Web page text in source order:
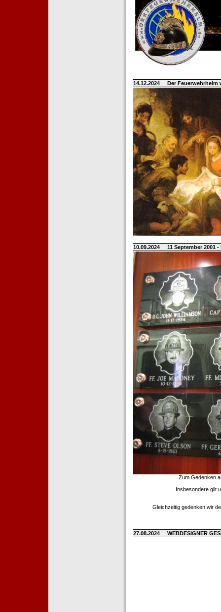
14.12.2024 Der
10.09.2024 11 September 2001
Zum Gedenken
Insbesondere gilt
Gleichzeitig gedenken wir
27.08.2024 WEBDESIGNER